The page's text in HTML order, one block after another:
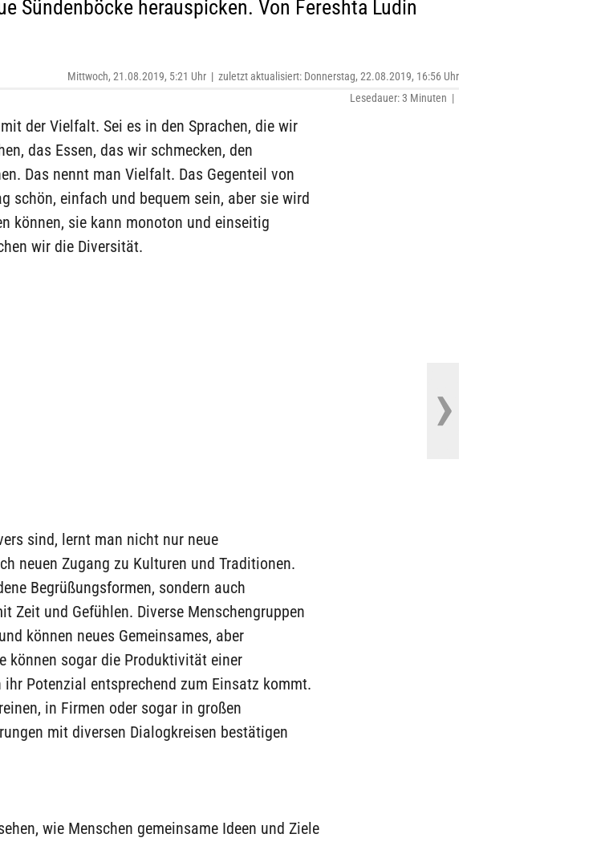
Sündenböcke herauspicken. Von Fereshta Ludin
Mittwoch, 21.08.2019, 5:21 Uhr | zuletzt aktualisiert: Donnerstag, 22.08.2019, 16:56 Uhr
Lesedauer: 3 Minuten |
der Vielfalt. Sei es in den Sprachen, die wir
das Essen, das wir schmecken, den
Das nennt man Vielfalt. Das Gegenteil von
schön, einfach und bequem sein, aber sie wird
können, sie kann monoton und einseitig
wir die Diversität.
sind, lernt man nicht nur neue
neuen Zugang zu Kulturen und Traditionen.
Begrüßungsformen, sondern auch
Zeit und Gefühlen. Diverse Menschengruppen
können neues Gemeinsames, aber
können sogar die Produktivität einer
Potenzial entsprechend zum Einsatz kommt.
in Firmen oder sogar in großen
mit diversen Dialogkreisen bestätigen
wie Menschen gemeinsame Ideen und Ziele